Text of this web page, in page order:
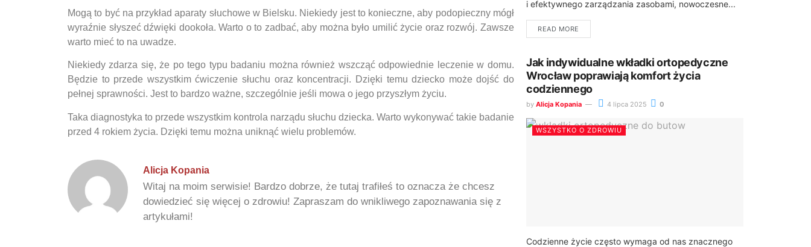
Mogą to być na przykład aparaty słuchowe w Bielsku. Niekiedy jest to konieczne, aby podopieczny mógł
wyraźnie słyszeć dźwięki dookoła. Warto o to zadbać, aby można było umilić życie oraz rozwój. Zawsze
warto mieć to na uwadze.
Niekiedy zdarza się, że po tego typu badaniu można również wszcząć odpowiednie leczenie w domu.
Będzie to przede wszystkim ćwiczenie słuchu oraz koncentracji. Dzięki temu dziecko może dojść do
pełnej sprawności. Jest to bardzo ważne, szczególnie jeśli mowa o jego przyszłym życiu.
Taka diagnostyka to przede wszystkim kontrola narządu słuchu dziecka. Warto wykonywać takie badanie
przed 4 rokiem życia. Dzięki temu można uniknąć wielu problemów.
Alicja Kopania
Witaj na moim serwisie! Bardzo dobrze, że tutaj trafiłeś to oznacza że chcesz
dowiedzieć się więcej o zdrowiu! Zapraszam do wnikliwego zapoznawania się z
artykułami!
i efektywnego zarządzania zasobami, nowoczesne...
READ MORE
Jak indywidualne wkładki ortopedyczne
Wrocław poprawiają komfort życia
codziennego
by Alicja Kopania 4 lipca 2025 0
WSZYSTKO O ZDROWIU
Codzienne życie często wymaga od nas znacznego